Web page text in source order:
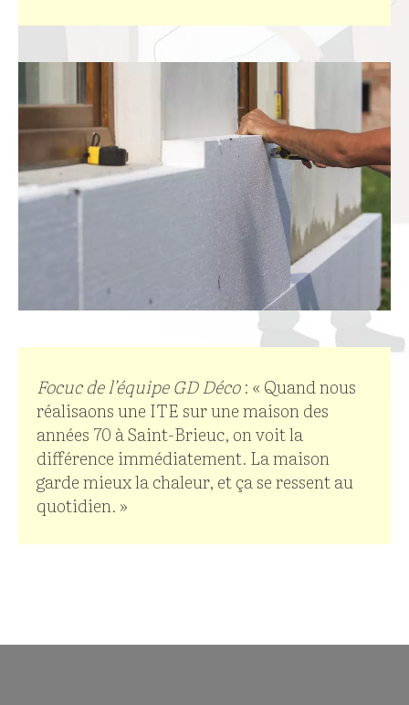
Focuc de l’équipe GD Déco: « Quand nous
réalisaons une ITE sur une maison des
années 70 à Saint-Brieuc, on voit la
différence immédiatement. La maison
garde mieux la chaleur, et ça se ressent au
quotidien. »